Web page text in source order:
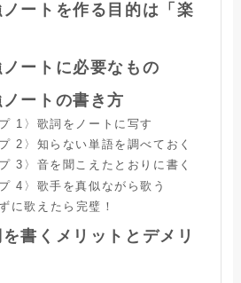
ートを作る目的は「楽
ートに必要なもの
ートの書き方
プ 1〉歌詞をノートに写す
2〉知らない単語を調べておく
3〉音を聞こえたとおりに書く
4〉歌手を真似ながら歌う
に歌えたら完璧！
書くメリットとデメリ